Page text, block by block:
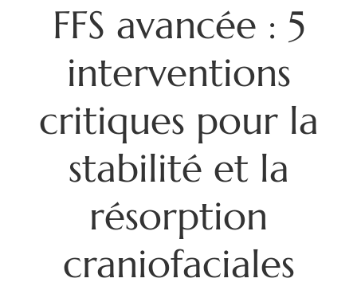
FFS avancée : 5
interventions
critiques pour la
stabilité et la
résorption
craniofaciales